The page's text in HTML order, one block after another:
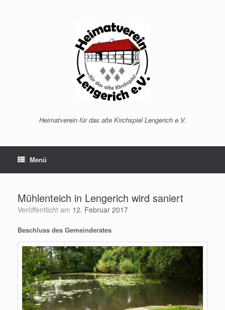
Heimatverein für das alte Kirchspiel Lengerich e.V.
Menü
Mühlenteich in Lengerich wird saniert
Veröffentlicht am 12. Februar 2017
Beschluss des Gemeinderates